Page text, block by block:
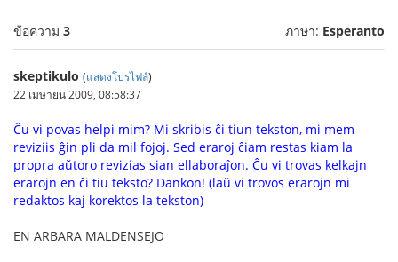
ข้อความ 3 ภาษา: Esperanto
skeptikulo (แสดงโปรไฟล์)
22 เมษายน 2009, 08:58:37
Ĉu vi povas helpi mim? Mi skribis ĉi tiun tekston, mi mem
reviziis ĝin pli da mil fojoj. Sed eraroj ĉiam restas kiam la
propra aŭtoro revizias sian ellaboraĵon. Ĉu vi trovas kelkajn
erarojn en ĉi tiu teksto? Dankon! (laŭ vi trovos erarojn mi
redaktos kaj korektos la tekston)
EN ARBARA MALDENSEJO